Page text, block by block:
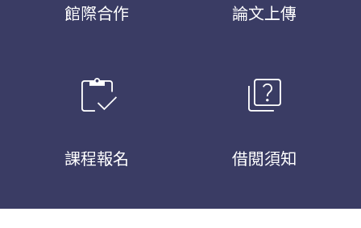
館際合作 論文上傳
inventory
課程報名
quiz
借閱須知